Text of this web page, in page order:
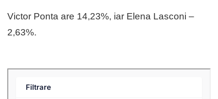
Victor Ponta are 14,23%, iar Elena Lasconi –
2,63%.